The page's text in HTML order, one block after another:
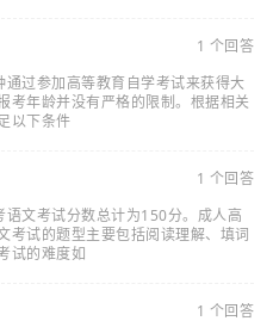
1 个回答
过参加高等教育自学考试来获得大
考年龄并没有严格的限制。根据相关
以下条件
1 个回答
文考试分数总计为150分。成人高
考试的题型主要包括阅读理解、填词
试的难度如
1 个回答